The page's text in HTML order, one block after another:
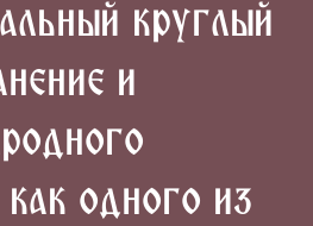
круглый
и
как одного из